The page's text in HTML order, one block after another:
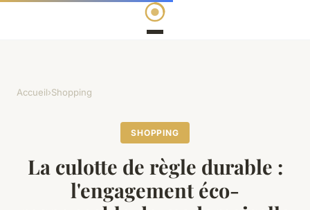
Accueil›Shopping
SHOPPING
La culotte de règle durable :
l'engagement éco-